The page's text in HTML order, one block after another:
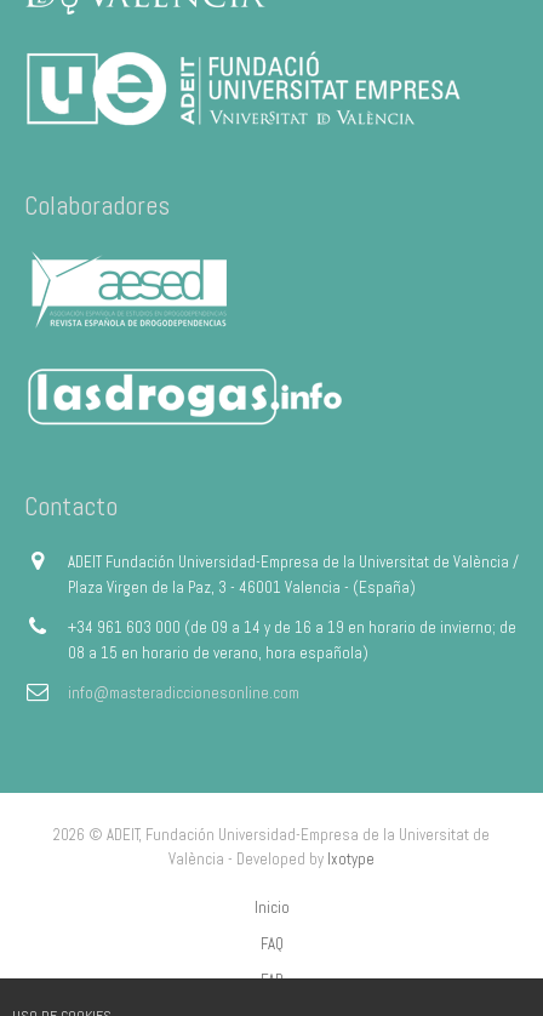
Colaboradores
Contacto
ADEIT Fundación Universidad-Empresa de la Universitat de València /
Plaza Virgen de la Paz, 3 - 46001 Valencia - (España)
+34 961 603 000 (de 09 a 14 y de 16 a 19 en horario de invierno; de
08 a 15 en horario de verano, hora española)
info@masteradiccionesonline.com
2026 © ADEIT, Fundación Universidad-Empresa de la Universitat de
València - Developed by Ixotype
Inicio
FAQ
FAP